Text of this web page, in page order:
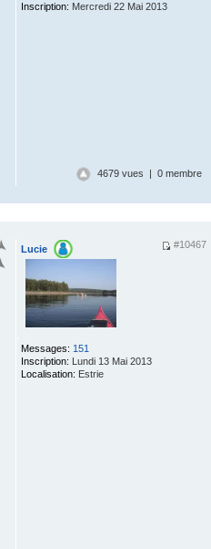
Inscription: Mercredi 22 Mai 2013
4679 vues | 0 membre
#10467
Lucie
Messages: 151
Inscription: Lundi 13 Mai 2013
Localisation: Estrie